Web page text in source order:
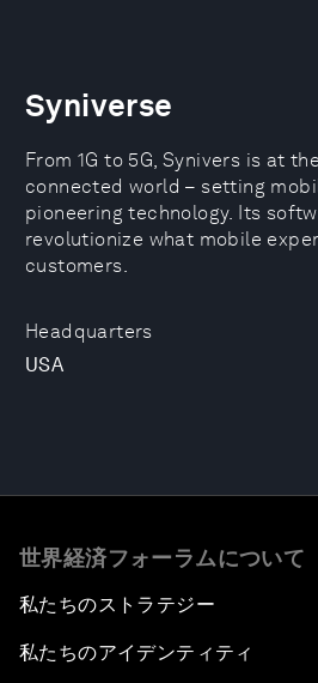
Headquarters
USA
Syniverse
From 1G to 5G, Synivers is at
connected world – setting
pioneering technology. Its
revolutionize what mobile
customers.
世界経済フォーラムについて
私たちのストラテジー
私たちのアイデンティティ